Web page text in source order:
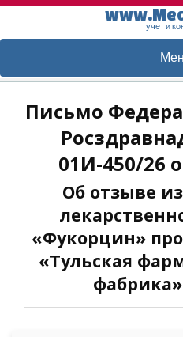
учет и
Письмо
01И-450/26
Об отзыве
«Фукорцин»
«Тульская